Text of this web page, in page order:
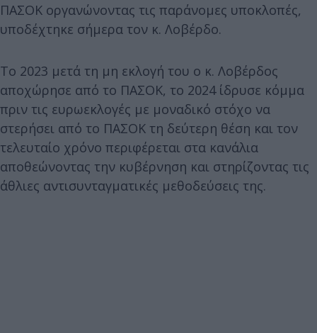
ΠΑΣΟΚ οργανώνοντας τις παράνομες υποκλοπές,
υποδέχτηκε σήμερα τον κ. Λοβέρδο.
Το 2023 μετά τη μη εκλογή του ο κ. Λοβέρδος
αποχώρησε από το ΠΑΣΟΚ, το 2024 ίδρυσε κόμμα
πριν τις ευρωεκλογές με μοναδικό στόχο να
στερήσει από το ΠΑΣΟΚ τη δεύτερη θέση και τον
τελευταίο χρόνο περιφέρεται στα κανάλια
αποθεώνοντας την κυβέρνηση και στηρίζοντας τις
άθλιες αντισυνταγματικές μεθοδεύσεις της.